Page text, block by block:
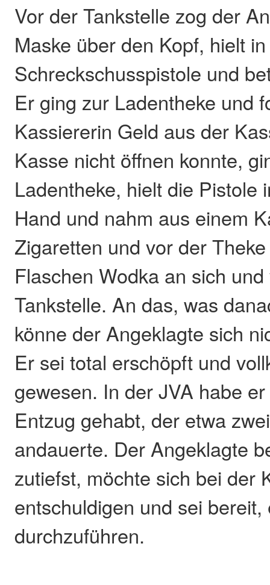
Vor der Tankstelle zog der
Maske über den Kopf, hielt
Schreckschusspistole und
Er ging zur Ladentheke und
Kassiererin Geld aus der
Kasse nicht öffnen konnte,
Ladentheke, hielt die Pistole
Hand und nahm aus einem
Zigaretten und vor der
Flaschen Wodka an sich
Tankstelle. An das, was
könne der Angeklagte sich
Er sei total erschöpft und
gewesen. In der JVA habe
Entzug gehabt, der etwa
andauerte. Der Angeklagte
zutiefst, möchte sich bei der
entschuldigen und sei
durchzuführen.